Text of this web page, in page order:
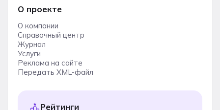
О проекте
О компании
Справочный центр
Журнал
Услуги
Реклама на сайте
Передать XML-файл
Рейтинги